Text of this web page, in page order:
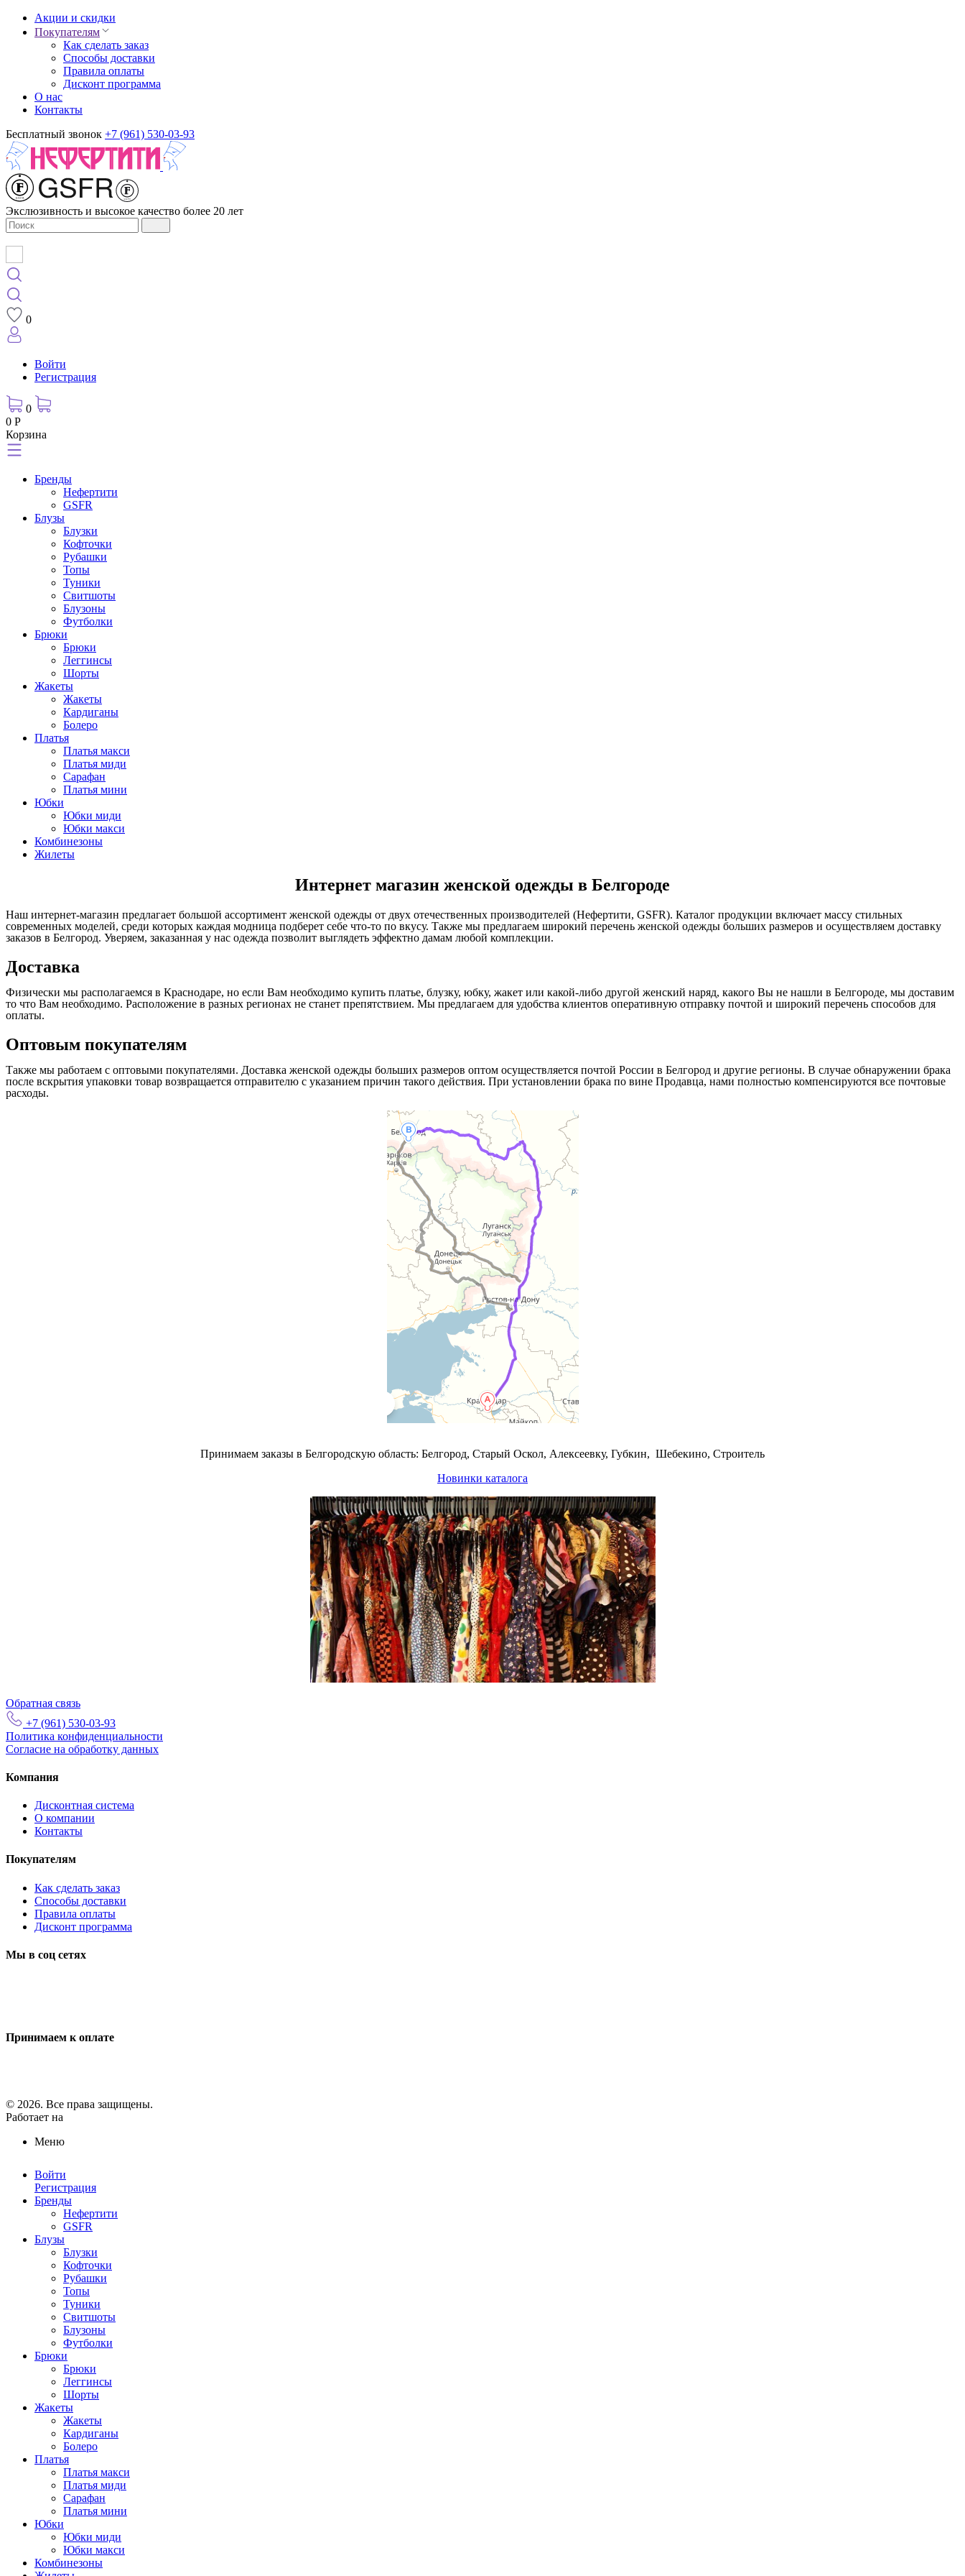
Акции и скидки
Покупателям
Как сделать заказ
Способы доставки
Правила оплаты
Дисконт программа
О нас
Контакты
Бесплатный звонок +7 (961) 530-03-93
Экслюзивность и высокое качество более 20 лет
0
Войти
Регистрация
0
0 Р
Корзина
Бренды
Нефертити
GSFR
Блузы
Блузки
Кофточки
Рубашки
Топы
Туники
Свитшоты
Блузоны
Футболки
Брюки
Брюки
Леггинсы
Шорты
Жакеты
Жакеты
Кардиганы
Болеро
Платья
Платья макси
Платья миди
Сарафан
Платья мини
Юбки
Юбки миди
Юбки макси
Комбинезоны
Жилеты
Интернет магазин женской одежды в Белгороде
Наш интернет-магазин предлагает большой ассортимент женской одежды от двух отечественных производителей (Нефертити, GSFR). Каталог продукции включает массу стильных
современных моделей, среди которых каждая модница подберет себе что-то по вкусу. Также мы предлагаем широкий перечень женской одежды больших размеров и осуществляем доставку
заказов в Белгород. Уверяем, заказанная у нас одежда позволит выглядеть эффектно дамам любой комплекции.
Доставка
Физически мы располагаемся в Краснодаре, но если Вам необходимо купить платье, блузку, юбку, жакет или какой-либо другой женский наряд, какого Вы не нашли в Белгороде, мы доставим
то что Вам необходимо. Расположение в разных регионах не станет препятствием. Мы предлагаем для удобства клиентов оперативную отправку почтой и широкий перечень способов для
оплаты.
Оптовым покупателям
Также мы работаем с оптовыми покупателями. Доставка женской одежды больших размеров оптом осуществляется почтой России в Белгород и другие регионы. В случае обнаружении брака
после вскрытия упаковки товар возвращается отправителю с указанием причин такого действия. При установлении брака по вине Продавца, нами полностью компенсируются все почтовые
расходы.
Принимаем заказы в Белгородскую область: Белгород, Старый Оскол, Алексеевку, Губкин, Шебекино, Строитель
Новинки каталога
Обратная связь
+7 (961) 530-03-93
Политика конфиденциальности
Согласие на обработку данных
Компания
Дисконтная система
О компании
Контакты
Покупателям
Как сделать заказ
Способы доставки
Правила оплаты
Дисконт программа
Мы в соц сетях
Принимаем к оплате
© 2026. Все права защищены.
Работает на
Меню
Войти
Регистрация
Бренды
Нефертити
GSFR
Блузы
Блузки
Кофточки
Рубашки
Топы
Туники
Свитшоты
Блузоны
Футболки
Брюки
Брюки
Леггинсы
Шорты
Жакеты
Жакеты
Кардиганы
Болеро
Платья
Платья макси
Платья миди
Сарафан
Платья мини
Юбки
Юбки миди
Юбки макси
Комбинезоны